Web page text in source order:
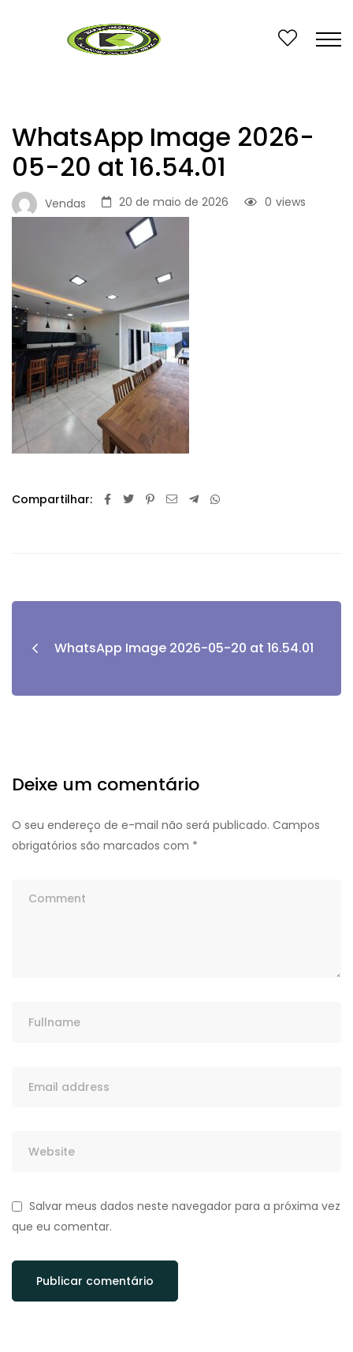
WhatsApp Image 2026-
05-20 at 16.54.01
Vendas 20 de maio de 2026 views
0
Compartilhar:
WhatsApp Image 2026-05-20 at 16.54.01
Deixe um comentário
O seu endereço de e-mail não será publicado. Campos
obrigatórios são marcados com *
Salvar meus dados neste navegador para a próxima vez
que eu comentar.